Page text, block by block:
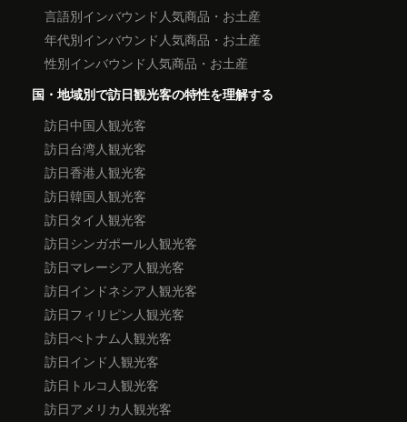
言語別インバウンド人気商品・お土産
年代別インバウンド人気商品・お土産
性別インバウンド人気商品・お土産
国・地域別で訪日観光客の特性を理解する
訪日中国人観光客
訪日台湾人観光客
訪日香港人観光客
訪日韓国人観光客
訪日タイ人観光客
訪日シンガポール人観光客
訪日マレーシア人観光客
訪日インドネシア人観光客
訪日フィリピン人観光客
訪日べトナム人観光客
訪日インド人観光客
訪日トルコ人観光客
訪日アメリカ人観光客